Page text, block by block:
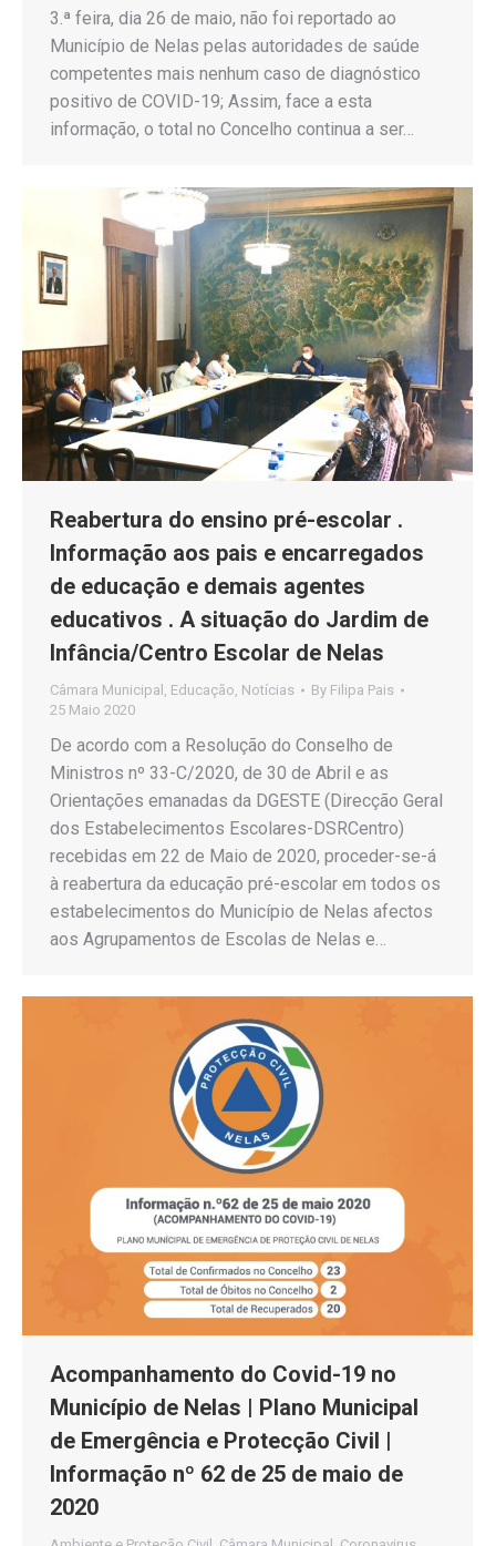
3.ª feira, dia 26 de maio, não foi reportado ao
Município de Nelas pelas autoridades de saúde
competentes mais nenhum caso de diagnóstico
positivo de COVID-19; Assim, face a esta
informação, o total no Concelho continua a ser…
Reabertura do ensino pré-escolar .
Informação aos pais e encarregados
de educação e demais agentes
educativos . A situação do Jardim de
Infância/Centro Escolar de Nelas
Câmara Municipal Educação Notícias By Filipa Pais
25 Maio 2020
De acordo com a Resolução do Conselho de
Ministros nº 33-C/2020, de 30 de Abril e as
Orientações emanadas da DGESTE (Direcção Geral
dos Estabelecimentos Escolares-DSRCentro)
recebidas em 22 de Maio de 2020, proceder-se-á
à reabertura da educação pré-escolar em todos os
estabelecimentos do Município de Nelas afectos
aos Agrupamentos de Escolas de Nelas e…
Acompanhamento do Covid-19 no
Município de Nelas | Plano Municipal
de Emergência e Protecção Civil |
Informação nº 62 de 25 de maio de
2020